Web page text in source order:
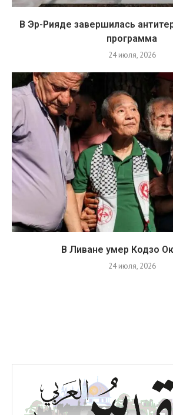
В Эр-Рияде завершилась
программа
24 июля, 2026
В Ливане умер Кодзо
24 июля, 2026